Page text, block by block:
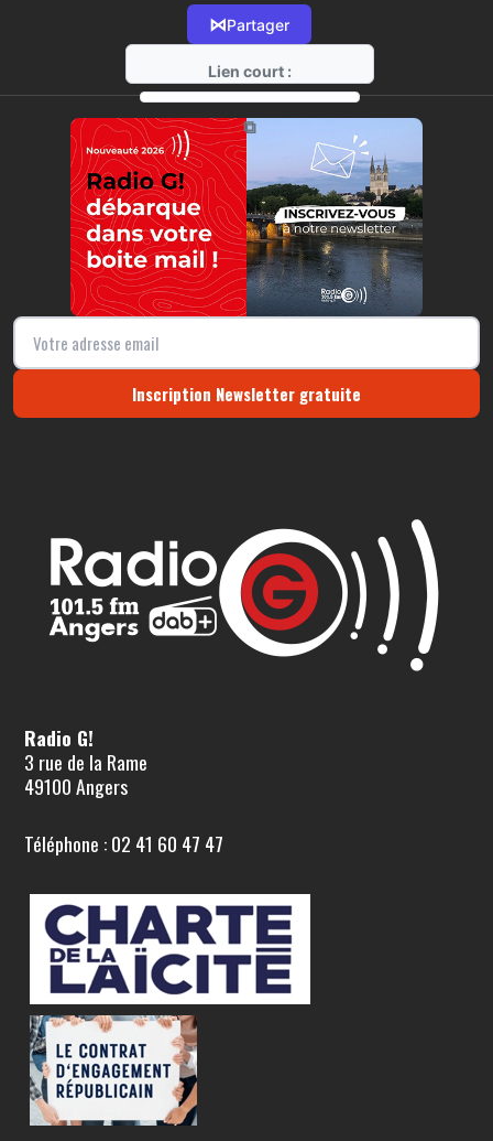
⋈Partager
Lien court :
https://radio-g.fr?15059
⧉
Inscription Newsletter gratuite
Radio G!
3 rue de la Rame
49100 Angers
Téléphone : 02 41 60 47 47